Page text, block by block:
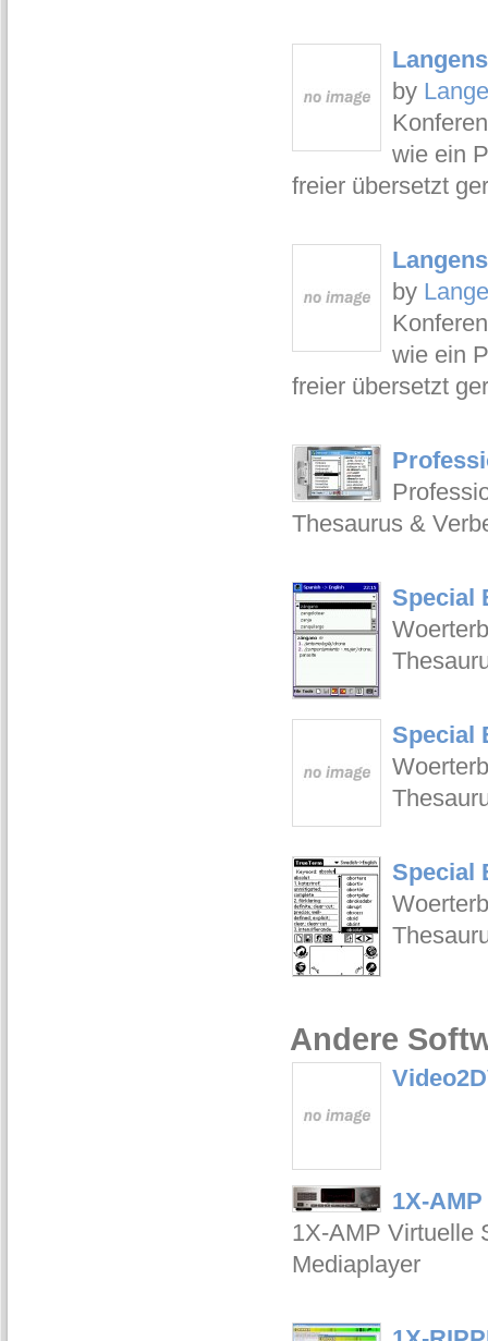
by
wie ein
freier übersetzt
by
wie ein
freier übersetzt
Thesaurus &
Special
Special
Special
Andere
1X-AMP
1X-AMP Virtuelle
Mediaplayer